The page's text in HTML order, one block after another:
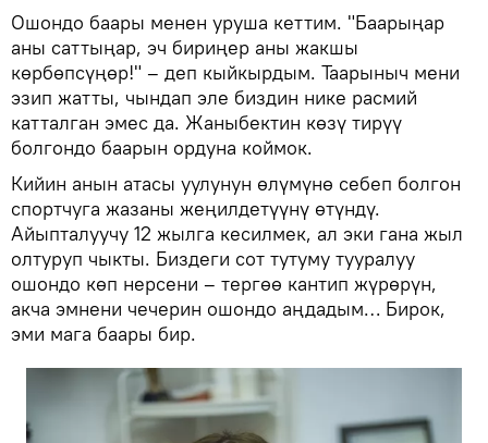
Ошондо баары менен уруша кеттим. "Баарыңар
аны саттыңар, эч бириңер аны жакшы
көрбөпсүңөр!" – деп кыйкырдым. Таарыныч мени
эзип жатты, чындап эле биздин нике расмий
катталган эмес да. Жаныбектин көзү тирүү
болгондо баарын ордуна коймок.
Кийин анын атасы уулунун өлүмүнө себеп болгон
спортчуга жазаны жеңилдетүүнү өтүндү.
Айыпталуучу 12 жылга кесилмек, ал эки гана жыл
олтуруп чыкты. Биздеги сот тутуму тууралуу
ошондо көп нерсени – тергөө кантип жүрөрүн,
акча эмнени чечерин ошондо аңдадым… Бирок,
эми мага баары бир.